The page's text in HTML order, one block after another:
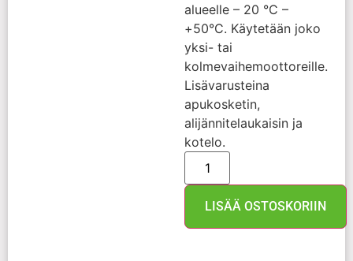
alueelle – 20 °C –
+50°C. Käytetään joko
yksi- tai
kolmevaihemoottoreille.
Lisävarusteina
apukosketin,
alijännitelaukaisin ja
kotelo.
LISÄÄ OSTOSKORIIN